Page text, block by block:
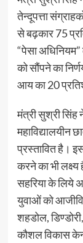
तेन्दूपत्ता
से बढ़कार 75
“पेसा
को सौंपने का
आय का 20
मंत्री सुश्री सिंह
महाविद्यालयीन
प्रस्तावित है।
करने का भी
सहरिया के लिये
युवाओं को
शहडोल,
कौशल विकास